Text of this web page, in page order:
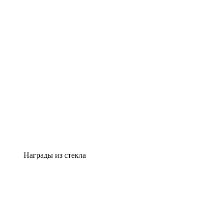
Награды из стекла